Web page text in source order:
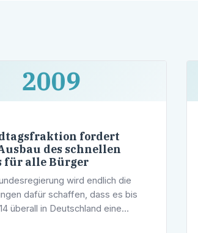
2009
fordert
des schnellen
für alle Bürger
wird endlich die
dafür schaffen, dass es bis
überall in Deutschland eine